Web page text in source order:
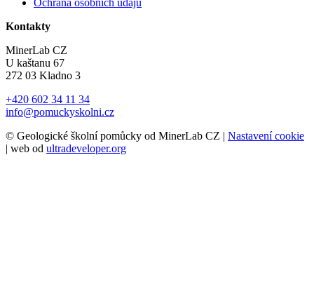
Kontakty
MinerLab CZ
U kaštanu 67
272 03 Kladno 3
+420 602 34 11 34
info@pomuckyskolni.cz
© Geologické školní pomůcky od MinerLab CZ | Nastavení cookie
| web od ultradeveloper.org